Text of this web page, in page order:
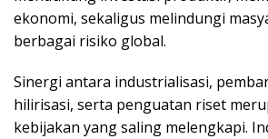
ekonomi, sekaligus melindungi
berbagai risiko global.
Sinergi antara industrialisasi,
hilirisasi, serta penguatan riset
kebijakan yang saling melengkapi.